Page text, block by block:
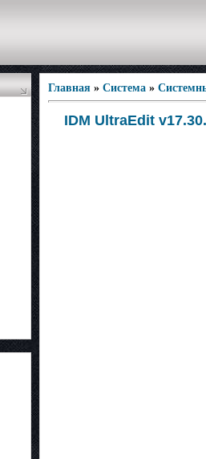
Главная » Система »
IDM UltraEdit